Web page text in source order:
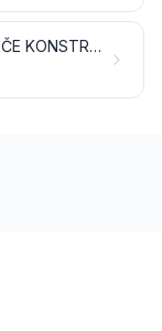
LADJE, ČOLNI IN PLAVAJOČE KONSTRUKCIJE